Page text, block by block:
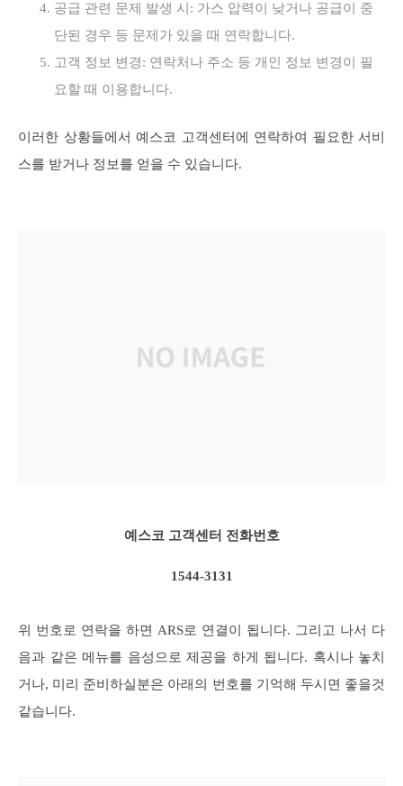
공급 관련 문제 발생 시: 가스 압력이 낮거나 공급이 중
단된 경우 등 문제가 있을 때 연락합니다.
고객 정보 변경: 연락처나 주소 등 개인 정보 변경이 필
요할 때 이용합니다.
이러한 상황들에서 예스코 고객센터에 연락하여 필요한 서비
스를 받거나 정보를 얻을 수 있습니다.
예스코 고객센터 전화번호
1544-3131
위 번호로 연락을 하면 ARS로 연결이 됩니다. 그리고 나서 다
음과 같은 메뉴를 음성으로 제공을 하게 됩니다. 혹시나 놓치
거나, 미리 준비하실분은 아래의 번호를 기억해 두시면 좋을것
같습니다.